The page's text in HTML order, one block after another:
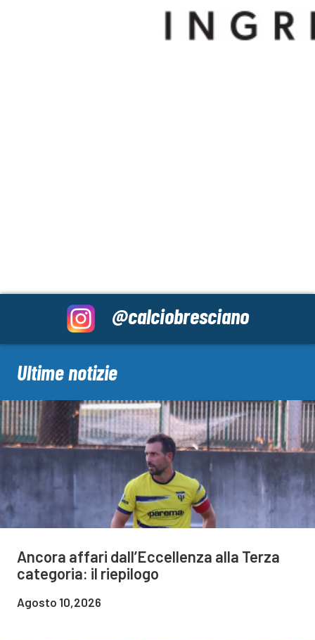
@calciobresciano
Ultime notizie
Ancora affari dall’Eccellenza alla Terza
categoria: il riepilogo
Agosto 10,2026